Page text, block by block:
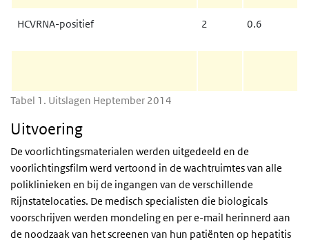
Tabel 1. Uitslagen Heptember 2014
HCVRNA-positief 2 0.6
Uitvoering
De voorlichtingsmaterialen werden uitgedeeld en de
voorlichtingsfilm werd vertoond in de wachtruimtes van alle
poliklinieken en bij de ingangen van de verschillende
Rijnstatelocaties. De medisch specialisten die biologicals
voorschrijven werden mondeling en per e-mail herinnerd aan
de noodzaak van het screenen van hun patiënten op hepatitis